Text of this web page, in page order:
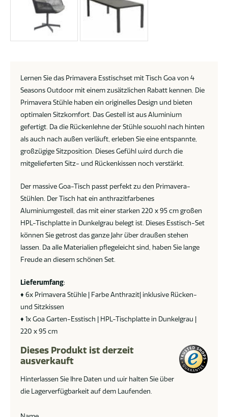
Lernen Sie das Primavera Esstischset mit Tisch Goa von 4
Seasons Outdoor mit einem zusätzlichen Rabatt kennen. Die
Primavera Stühle haben ein originelles Design und bieten
optimalen Sitzkomfort. Das Gestell ist aus Aluminium
gefertigt. Da die Rückenlehne der Stühle sowohl nach hinten
als auch nach außen verläuft, erleben Sie eine entspannte,
großzügige Sitzposition. Dieses Gefühl wird durch die
mitgelieferten Sitz- und Rückenkissen noch verstärkt.
Der massive Goa-Tisch passt perfekt zu den Primavera-
Stühlen. Der Tisch hat ein anthrazitfarbenes
Aluminiumgestell, das mit einer starken 220 x 95 cm großen
HPL-Tischplatte in Dunkelgrau belegt ist. Dieses Esstisch-Set
können Sie getrost das ganze Jahr über draußen stehen
lassen. Da alle Materialien pflegeleicht sind, haben Sie lange
Freude an diesem schönen Set.
Lieferumfang:
♦ 6x Primavera Stühle | Farbe Anthrazit| inklusive Rücken-
und Sitzkissen
♦ 1x Goa Garten-Esstisch | HPL-Tischplatte in Dunkelgrau |
220 x 95 cm
Dieses Produkt ist derzeit
ausverkauft
Hinterlassen Sie Ihre Daten und wir halten Sie über
die Lagerverfügbarkeit auf dem Laufenden.